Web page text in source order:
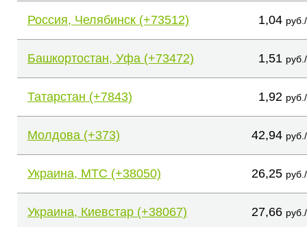
Россия, Челябинск (+73512) 1,04
Башкортостан, Уфа (+73472) 1,51
Татарстан (+7843) 1,92
Молдова (+373) 42,94
Украина, МТС (+38050) 26,25
Украина, Киевстар (+38067) 27,66